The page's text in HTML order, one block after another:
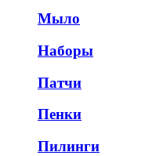
Мыло
Наборы
Патчи
Пенки
Пилинги